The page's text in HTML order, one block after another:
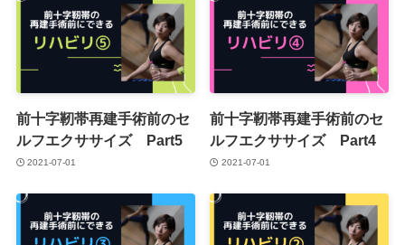
前十字靭帯再建手術前のセ
ルフエクササイズ Part5
2021-07-01
前十字靭帯再建手術前のセ
ルフエクササイズ Part4
2021-07-01